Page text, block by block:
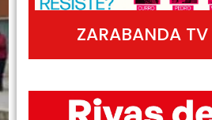
ZARABANDA TV